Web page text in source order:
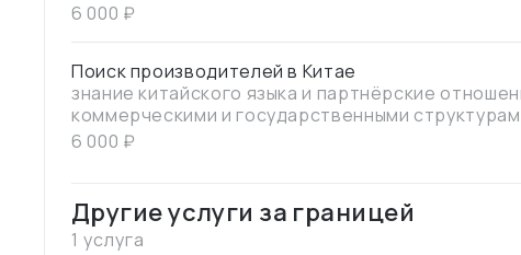
6 000 ₽
Поиск производителей в Китае
знание китайского языка и партнёрские
коммерческими и государственными
короткий срок найти поставщиков и
6 000 ₽
Другие услуги за границей
1 услуга